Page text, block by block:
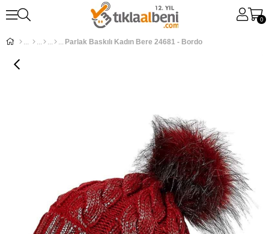
0
Parlak Baskılı Kadın Bere 24681 - Bordo